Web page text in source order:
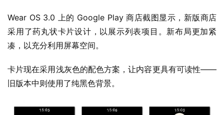
Wear OS 3.0 上的 Google Play 商店截图显示，新版商店
采用了药丸状卡片设计，以展示列表项目。新布局更加紧
凑，以充分利用屏幕空间。
卡片现在采用浅灰色的配色方案，让内容更具有可读性——
旧版本中则使用了纯黑色背景。